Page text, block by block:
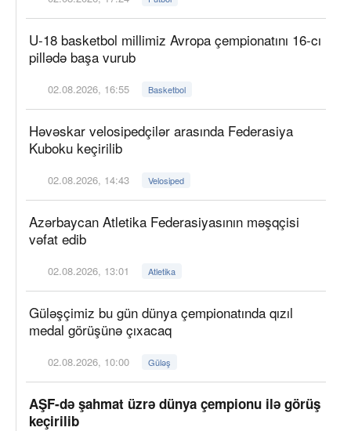
U-18 basketbol millimiz Avropa çempionatını 16-cı
pillədə başa vurub
02.08.2026, 16:55 Basketbol
Həvəskar velosipedçilər arasında Federasiya
Kuboku keçirilib
02.08.2026, 14:43 Velosiped
Azərbaycan Atletika Federasiyasının məşqçisi
vəfat edib
02.08.2026, 13:01 Atletika
Güləşçimiz bu gün dünya çempionatında qızıl
medal görüşünə çıxacaq
02.08.2026, 10:00 Güləş
AŞF-də şahmat üzrə dünya çempionu ilə görüş
keçirilib